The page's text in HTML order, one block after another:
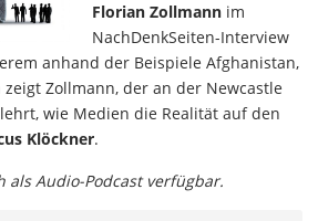
Florian Zollmann im
NachDenkSeiten-Interview
anhand der Beispiele Afghanistan,
Zollmann, der an der Newcastle
wie Medien die Realität auf den
Klöckner.
als Audio-Podcast verfügbar.